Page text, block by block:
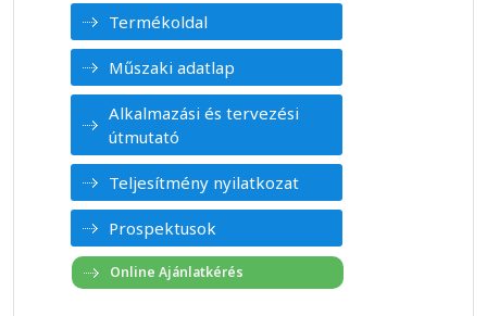
Termékoldal
Műszaki adatlap
Alkalmazási és tervezési
útmutató
Teljesítmény nyilatkozat
Prospektusok